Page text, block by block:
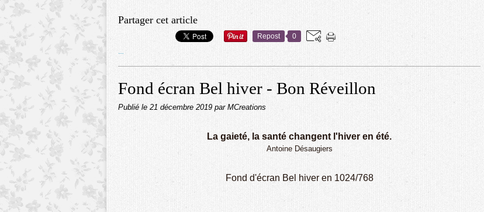
Partager cet article
Repost 0
Fond écran Bel hiver - Bon Réveillon
Publié le 21 décembre 2019 par MCreations
La gaieté, la santé changent l'hiver en été.
Antoine Désaugiers
Fond d'écran Bel hiver en 1024/768